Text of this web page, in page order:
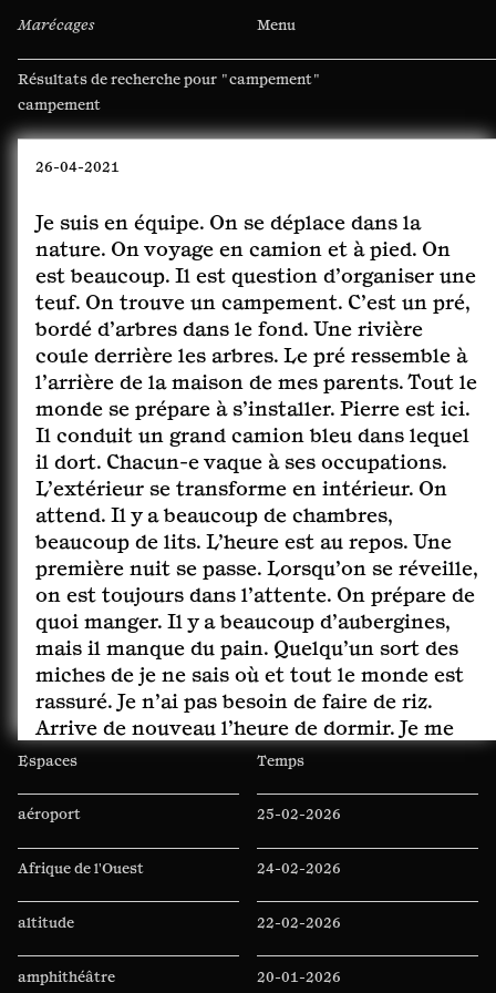
Marécages Menu
Résultats de recherche pour "campement"
Rechercher :
26-04-2021
Je suis en équipe. On se déplace dans la
nature. On voyage en camion et à pied. On
est beaucoup. Il est question d’organiser une
teuf. On trouve un campement. C’est un pré,
bordé d’arbres dans le fond. Une rivière
coule derrière les arbres. Le pré ressemble à
l’arrière de la maison de mes parents. Tout le
monde se prépare à s’installer. Pierre est ici.
Il conduit un grand camion bleu dans lequel
il dort. Chacun-e vaque à ses occupations.
L’extérieur se transforme en intérieur. On
attend. Il y a beaucoup de chambres,
beaucoup de lits. L’heure est au repos. Une
première nuit se passe. Lorsqu’on se réveille,
on est toujours dans l’attente. On prépare de
quoi manger. Il y a beaucoup d’aubergines,
mais il manque du pain. Quelqu’un sort des
miches de je ne sais où et tout le monde est
rassuré. Je n’ai pas besoin de faire de riz.
Arrive de nouveau l’heure de dormir. Je me
dirige vers ma chambre éphémère mais
tutoie. Moi, je la vouvoie puis je me dis que je
usages du groupe. Elle est déjà allongée, je
dans des couloirs qui sont situés dans un
croise des personnes dont deux femmes qui
Espaces Temps
aéroport
Afrique de l'Ouest
altitude
amphithéâtre
25-02-2026
24-02-2026
22-02-2026
20-01-2026